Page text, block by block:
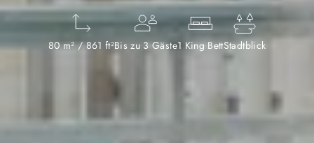
80 m² / 861 ft²Bis zu 3 Gäste1 King BettStadtblick